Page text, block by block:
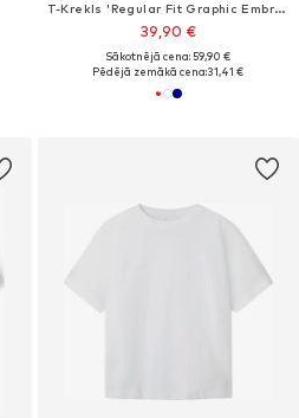
T-Krekls 'Regular Fit Graphic Embroidery'
39,90 €
Sākotnējā cena: 59,90 €
Pēdējā zemākā cena:31,41 €